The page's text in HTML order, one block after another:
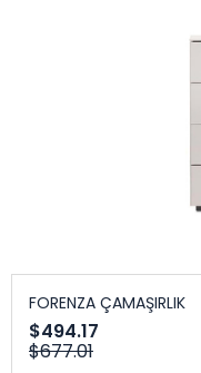
FORENZA ÇAMAŞIRLIK
$494.17
$677.01